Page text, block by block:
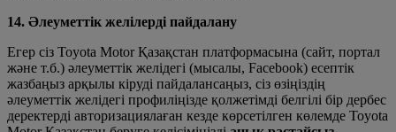
14. Әлеуметтік желілерді пайдалану
Егер сіз Toyota Motor Қазақстан платформасына (сайт, портал
және т.б.) әлеуметтік желідегі (мысалы, Facebook) есептік
жазбаңыз арқылы кіруді пайдалансаңыз, сіз өзіңіздің
әлеуметтік желідегі профиліңізде қолжетімді белгілі бір дербес
деректерді авторизациялаған кезде көрсетілген көлемде Toyota